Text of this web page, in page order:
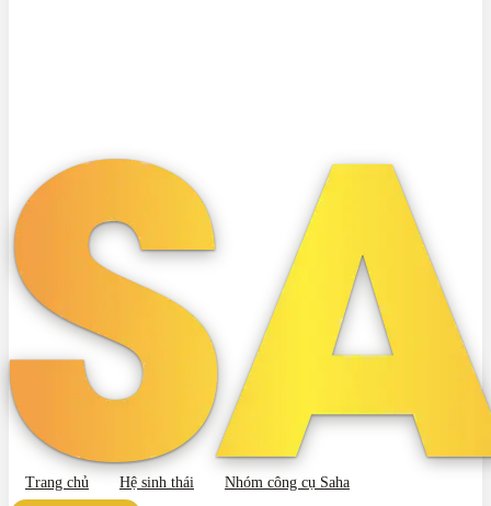
Trang chủ Hệ sinh thái
Nhóm công cụ Saha